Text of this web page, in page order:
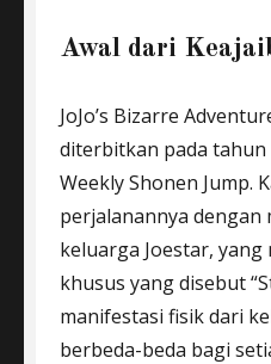
Awal dari
JoJo’s Bizarre
diterbitkan pada tahun
Weekly Shonen Jump.
perjalanannya
keluarga Joestar,
khusus yang disebut
manifestasi fisik dari
berbeda-beda bagi